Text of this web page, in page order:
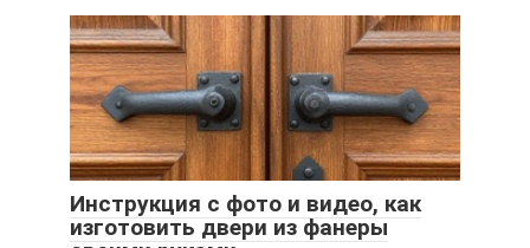
Инструкция с фото и видео, как
изготовить двери из фанеры